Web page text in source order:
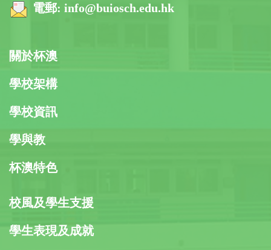
電郵: info@buiosch.edu.hk
關於杯澳
學校架構
學校資訊
學與教
杯澳特色
校風及學生支援
學生表現及成就